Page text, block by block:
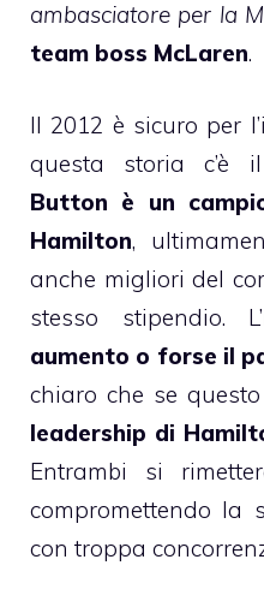
ambasciatore per la
team boss McLaren.
Il 2012 è sicuro per
questa storia c’è
Button è un
Hamilton,
anche migliori del
stesso stipendio.
aumento o forse il
chiaro che se
leadership di
Entrambi si
compromettendo la
con troppa